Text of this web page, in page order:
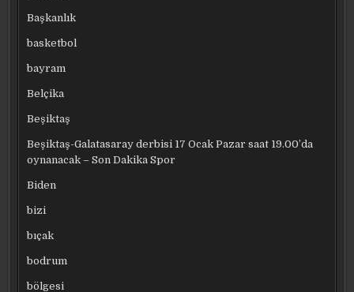
Başkanlık
basketbol
bayram
Belçika
Beşiktaş
Beşiktaş-Galatasaray derbisi 17 Ocak Pazar saat 19.00’da
oynanacak – Son Dakika Spor
Biden
bizi
bıçak
bodrum
bölgesi